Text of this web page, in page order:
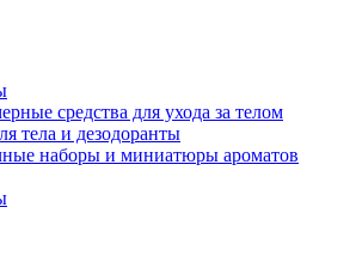
средства для ухода за телом
тела и дезодоранты
наборы и миниатюры ароматов